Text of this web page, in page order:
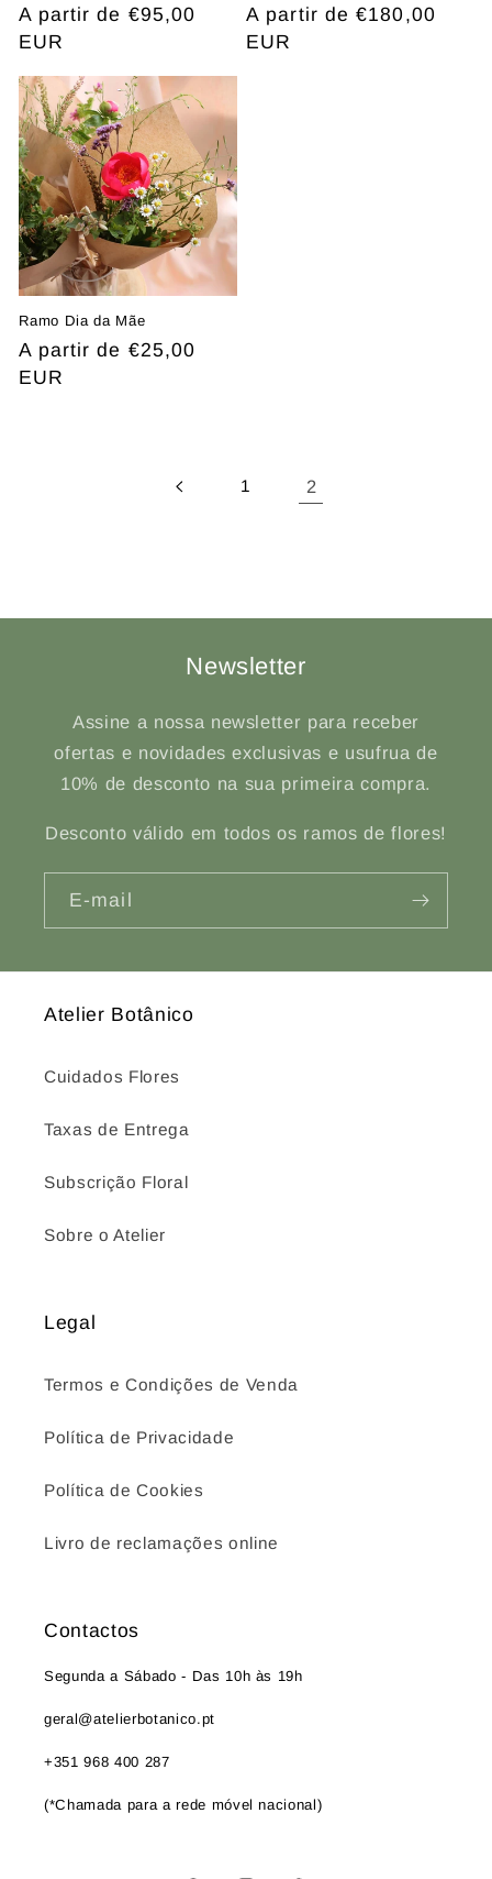
Preço
normal
A partir de €95,00
EUR
Preço
normal
A partir de €180,00
EUR
Ramo Dia da Mãe
Preço
normal
A partir de €25,00
EUR
1 2
Newsletter
Assine a nossa newsletter para receber
ofertas e novidades exclusivas e usufrua de
10% de desconto na sua primeira compra.
Desconto válido em todos os ramos de flores!
E-mail
Atelier Botânico
Cuidados Flores
Taxas de Entrega
Subscrição Floral
Sobre o Atelier
Legal
Termos e Condições de Venda
Política de Privacidade
Política de Cookies
Livro de reclamações online
Contactos
Segunda a Sábado - Das 10h às 19h
geral@atelierbotanico.pt
+351 968 400 287
(*Chamada para a rede móvel nacional)